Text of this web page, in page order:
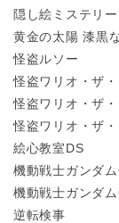
隠し絵ミステリ
黄金の太陽 漆黒
怪盗ルソー
怪盗ワリオ・ザ
怪盗ワリオ・ザ
怪盗ワリオ・ザ
絵心教室DS
機動戦士ガンダ
機動戦士ガンダ
逆転検事